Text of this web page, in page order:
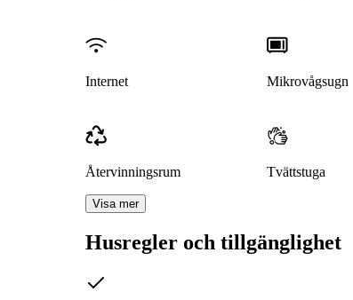
Internet Mikrovågsugn
Återvinningsrum Tvättstuga
Visa mer
Husregler och tillgänglighet